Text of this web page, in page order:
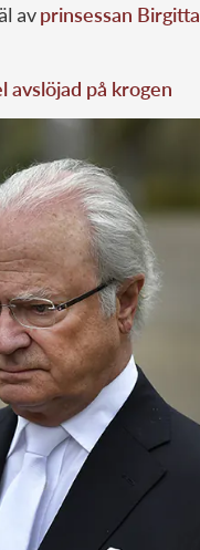
avprinsessan Birgitta
avslöjad på krogen